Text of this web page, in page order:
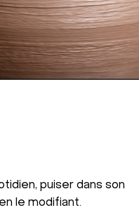
puiser dans son
le modifiant.